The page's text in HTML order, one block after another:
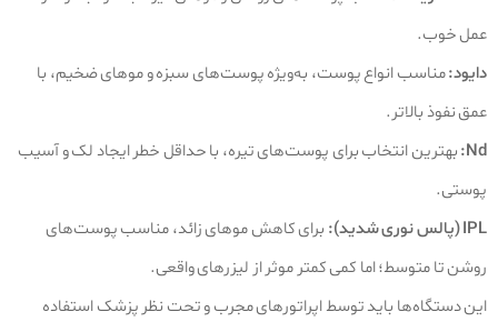
عمل خوب.
دایود:مناسب انواع پوست، به‌ویژه پوست‌های سبزه و موهای ضخیم، با
عمق نفوذ بالاتر.
Nd: بهترین انتخاب برای پوست‌های تیره، با حداقل خطر ایجاد لک و آسیب
پوستی.
IPL (پالس نوری شدید):
برای کاهش موهای زائد، مناسب پوست‌های
روشن تا متوسط؛ اما کمی کمتر موثر از لیزرهای واقعی.
این دستگاه‌ها باید توسط اپراتورهای مجرب و تحت نظر پزشک استفاده